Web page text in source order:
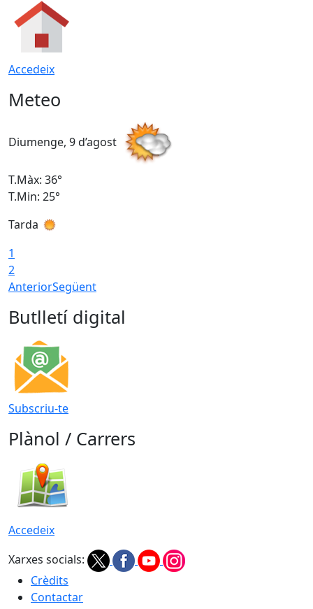
Accedeix
Meteo
Diumenge, 9 d’agost
T.Màx: 36°
T.Min: 25°
Tarda
1
2
AnteriorSegüent
Butlletí digital
Subscriu-te
Plànol / Carrers
Accedeix
Xarxes socials:
Crèdits
Contactar